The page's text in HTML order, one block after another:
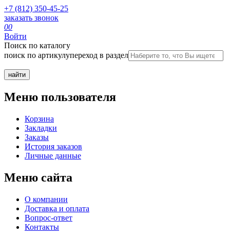
+7 (812) 350-45-25
заказать звонок
00
Войти
Поиск по каталогу
поиск по артикулупереход в раздел
Меню пользователя
Корзина
Закладки
Заказы
История заказов
Личные данные
Меню сайта
О компании
Доставка и оплата
Вопрос-ответ
Контакты